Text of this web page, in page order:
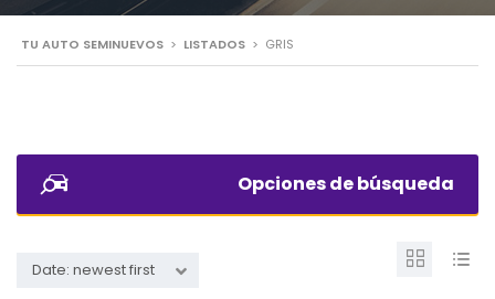
TU AUTO SEMINUEVOS > LISTADOS > GRIS
Opciones de búsqueda
Date: newest first